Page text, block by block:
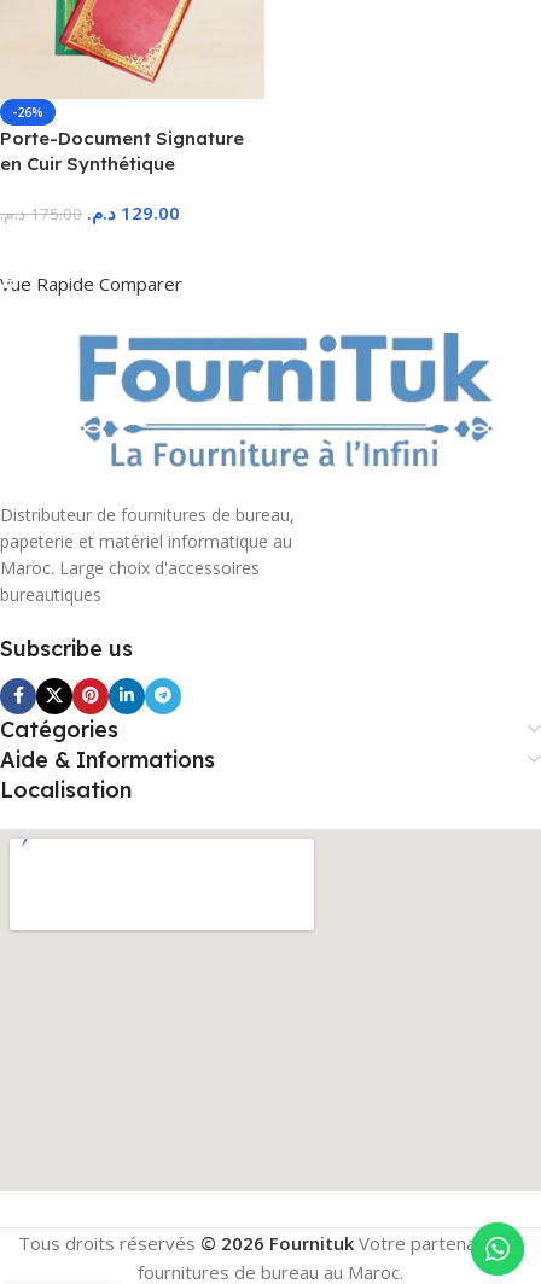
-26%
Porte-Document Signature
en Cuir Synthétique
175.00 د.م. 129.00 د.م.
Vue Rapide Comparer
Distributeur de fournitures de bureau,
papeterie et matériel informatique au
Maroc. Large choix d'accessoires
bureautiques
Subscribe us
Catégories
Aide & Informations
Localisation
Tous droits réservés © 2026 Fournituk Votre partenaire en
fournitures de bureau au Maroc.